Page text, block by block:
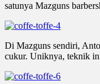
satunya Mazguns
Di Mazguns sendiri,
cukur. Uniknya, teknik